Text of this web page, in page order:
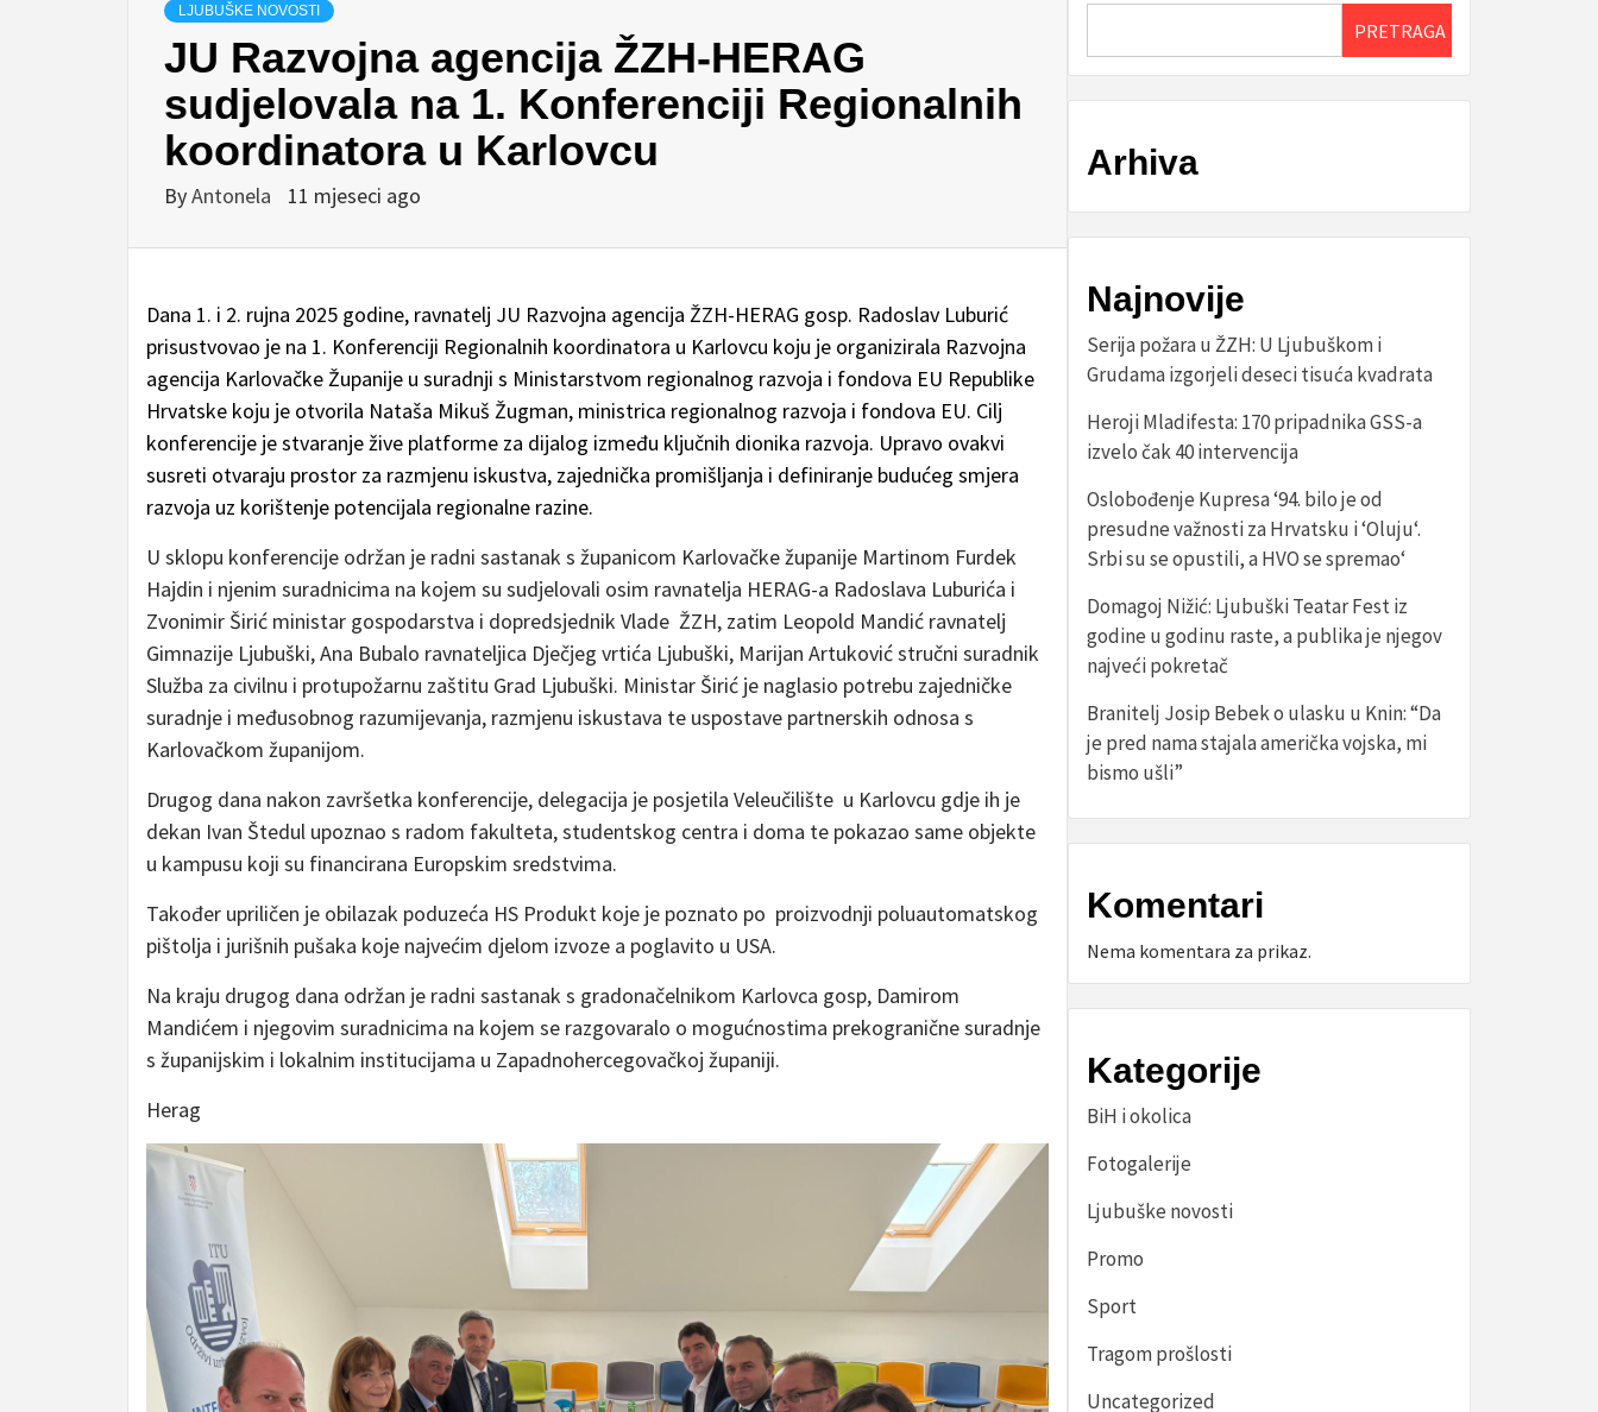
LJUBUŠKE NOVOSTI
JU Razvojna agencija ŽZH-HERAG
sudjelovala na 1. Konferenciji Regionalnih
koordinatora u Karlovcu
ByAntonela 11 mjeseci ago
Dana 1. i 2. rujna 2025 godine, ravnatelj JU Razvojna agencija ŽZH-HERAG gosp. Radoslav Luburić
prisustvovao je na 1. Konferenciji Regionalnih koordinatora u Karlovcu koju je organizirala Razvojna
agencija Karlovačke Županije u suradnji s Ministarstvom regionalnog razvoja i fondova EU Republike
Hrvatske koju je otvorila Nataša Mikuš Žugman, ministrica regionalnog razvoja i fondova EU. Cilj
konferencije je stvaranje žive platforme za dijalog između ključnih dionika razvoja. Upravo ovakvi
susreti otvaraju prostor za razmjenu iskustva, zajednička promišljanja i definiranje budućeg smjera
razvoja uz korištenje potencijala regionalne razine.
U sklopu konferencije održan je radni sastanak s županicom Karlovačke županije Martinom Furdek
Hajdin i njenim suradnicima na kojem su sudjelovali osim ravnatelja HERAG-a Radoslava Luburića i
Zvonimir Širić ministar gospodarstva i dopredsjednik Vlade ŽZH, zatim Leopold Mandić ravnatelj
Gimnazije Ljubuški, Ana Bubalo ravnateljica Dječjeg vrtića Ljubuški, Marijan Artuković stručni suradnik
Služba za civilnu i protupožarnu zaštitu Grad Ljubuški. Ministar Širić je naglasio potrebu zajedničke
suradnje i međusobnog razumijevanja, razmjenu iskustava te uspostave partnerskih odnosa s
Karlovačkom županijom.
Drugog dana nakon završetka konferencije, delegacija je posjetila Veleučilište u Karlovcu gdje ih je
dekan Ivan Štedul upoznao s radom fakulteta, studentskog centra i doma te pokazao same objekte
u kampusu koji su financirana Europskim sredstvima.
Također upriličen je obilazak poduzeća HS Produkt koje je poznato po proizvodnji poluautomatskog
pištolja i jurišnih pušaka koje najvećim djelom izvoze a poglavito u USA.
Na kraju drugog dana održan je radni sastanak s gradonačelnikom Karlovca gosp, Damirom
Mandićem i njegovim suradnicima na kojem se razgovaralo o mogućnostima prekogranične suradnje
s županijskim i lokalnim institucijama u Zapadnohercegovačkoj županiji.
Herag
PRETRAGA
Arhiva
Najnovije
Serija požara u ŽZH: U Ljubuškom i
Grudama izgorjeli deseci tisuća kvadrata
Heroji Mladifesta: 170 pripadnika GSS-a
izvelo čak 40 intervencija
Oslobođenje Kupresa ‘94. bilo je od
presudne važnosti za Hrvatsku i ‘Oluju‘.
Srbi su se opustili, a HVO se spremao‘
Domagoj Nižić: Ljubuški Teatar Fest iz
godine u godinu raste, a publika je njegov
najveći pokretač
Branitelj Josip Bebek o ulasku u Knin: “Da
je pred nama stajala američka vojska, mi
bismo ušli”
Komentari
Nema komentara za prikaz.
Kategorije
BiH i okolica
Fotogalerije
Ljubuške novosti
Promo
Sport
Tragom prošlosti
Uncategorized